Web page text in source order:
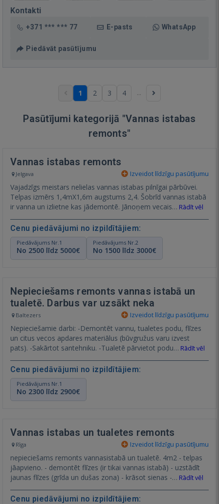
Kontakti
+371 *** *** 77 E-pasts WhatsApp
Piedāvāt pasūtījumu
1 2 3 4 ...
Pasūtījumi kategorijā "Vannas istabas
remonts"
Vannas istabas remonts
Jelgava Izveidot līdzīgu pasūtījumu
Vajadzīgs meistars nelielas vannas istabas pilnīgai pārbūvei.
Telpas izmērs 1,4mX1,6m augstums 2,4. Šobrīd vannas istabā
ir vanna un izlietne kas jādemontē. Jānoņem vecais… Rādīt vēl
Cenu piedāvājumi no izpildītājiem:
Piedāvājums Nr.1
No 2500 līdz 5000€
Piedāvājums Nr.2
No 1500 līdz 3000€
Nepieciešams remonts vannas istabā un
tualetē. Darbus var uzsākt neka
Baltezers Izveidot līdzīgu pasūtījumu
Nepieciešamie darbi: -Demontēt vannu, tualetes podu, flīzes
un citus vecos apdares materiālus (būvgružus varu izvest
pats). -Sakārtot santehniku. -Tualetē pārvietot podu… Rādīt vēl
Cenu piedāvājumi no izpildītājiem:
Piedāvājums Nr.1
No 2300 līdz 2900€
Vannas istabas un tualetes remonts
Rīga Izveidot līdzīgu pasūtījumu
nepieciešams remonts vannasistabā un tualetē. 4m2 - telpas
jāapvieno. - demontēt flīzes (ir tikai vannas istabā) - uzstādīt
jaunas flīzes (grīda un dušas zona) - krāsot sienas -… Rādīt vēl
Cenu piedāvājumi no izpildītājiem: